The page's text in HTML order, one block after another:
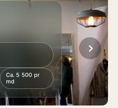
Ca. 5 500 pr
md